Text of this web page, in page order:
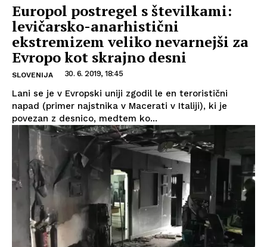
Europol postregel s številkami:
levičarsko-anarhistični
ekstremizem veliko nevarnejši za
Evropo kot skrajno desni
SLOVENIJA 30. 6. 2019, 18:45
Lani se je v Evropski uniji zgodil le en teroristični
napad (primer najstnika v Macerati v Italiji), ki je
povezan z desnico, medtem ko...